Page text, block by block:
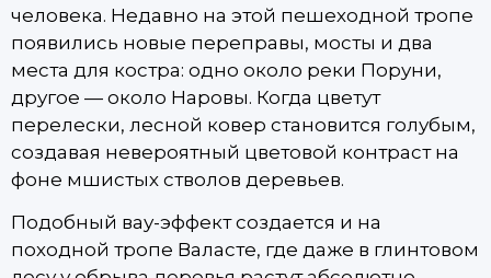
человека. Недавно на этой пешеходной тропе
появились новые переправы, мосты и два
места для костра: одно около реки Поруни,
другое — около Наровы. Когда цветут
перелески, лесной ковер становится голубым,
создавая невероятный цветовой контраст на
фоне мшистых стволов деревьев.
Подобный вау-эффект создается и на
походной тропе Валасте, где даже в глинтовом